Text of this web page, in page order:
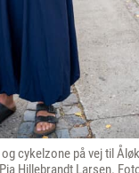
cykelzone på vej til
Hillebrandt Larsen.